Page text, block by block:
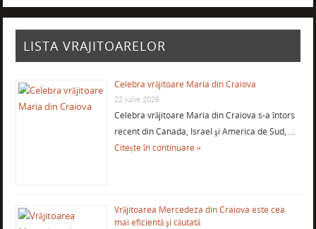
LISTA VRAJITOARELOR
Celebra vrăjitoare Maria din Craiova
22 iulie 2026
Celebra vrăjitoare Maria din Craiova s-a întors
recent din Canada, Israel şi America de Sud, …
Citește în continuare »
Vrăjitoarea Mercedeza din Craiova este cea
mai eficientă şi căutată